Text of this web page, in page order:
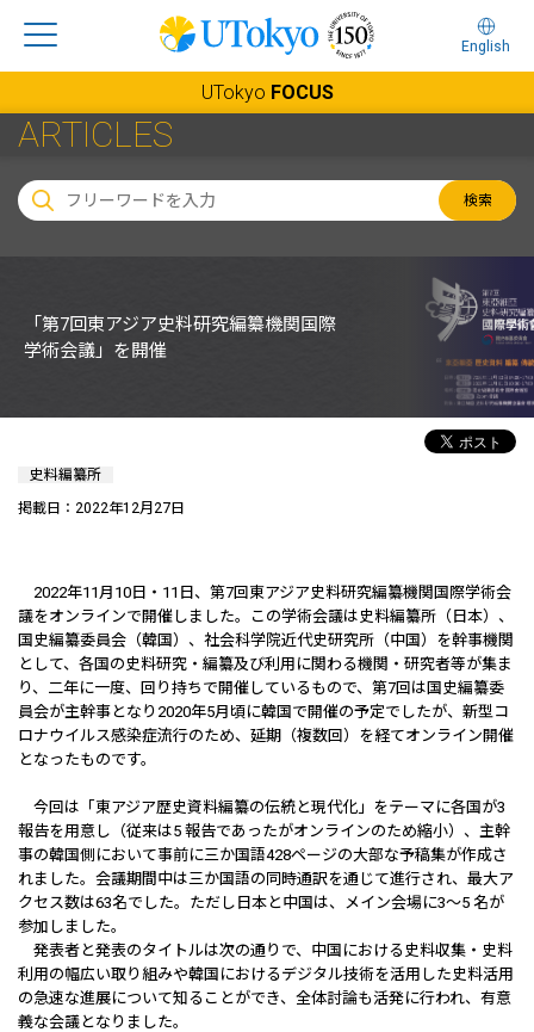
English
UTokyo FOCUS
ARTICLES
検索
「第7回東アジア史料研究編纂機関国際
学術会議」を開催
史料編纂所
掲載日：2022年12月27日
2022年11月10日・11日、第7回東アジア史料研究編纂機関国際学術会
議をオンラインで開催しました。この学術会議は史料編纂所（日本）、
国史編纂委員会（韓国）、社会科学院近代史研究所（中国）を幹事機関
として、各国の史料研究・編纂及び利用に関わる機関・研究者等が集ま
り、二年に一度、回り持ちで開催しているもので、第7回は国史編纂委
員会が主幹事となり2020年5月頃に韓国で開催の予定でしたが、新型コ
ロナウイルス感染症流行のため、延期（複数回）を経てオンライン開催
となったものです。
今回は「東アジア歴史資料編纂の伝統と現代化」をテーマに各国が3
報告を用意し（従来は5 報告であったがオンラインのため縮小）、主幹
事の韓国側において事前に三か国語428ページの大部な予稿集が作成さ
れました。会議期間中は三か国語の同時通訳を通じて進行され、最大ア
クセス数は63名でした。ただし日本と中国は、メイン会場に3～5 名が
参加しました。
発表者と発表のタイトルは次の通りで、中国における史料収集・史料
利用の幅広い取り組みや韓国におけるデジタル技術を活用した史料活用
の急速な進展について知ることができ、全体討論も活発に行われ、有意
義な会議となりました。